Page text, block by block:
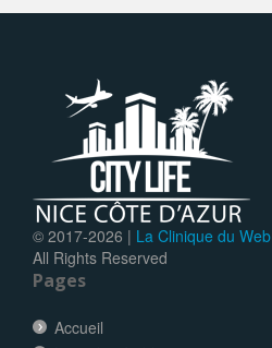
© 2017-2026 | La Clinique du Web
All Rights Reserved
Pages
Accueil